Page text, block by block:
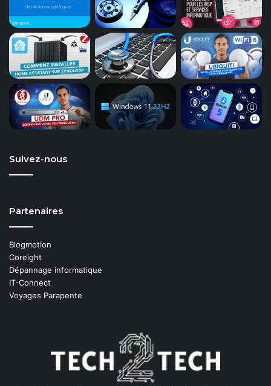
Suivez-nous
Partenaires
Blogmotion
Coreight
Dépannage informatique
IT-Connect
Voyages Parapente